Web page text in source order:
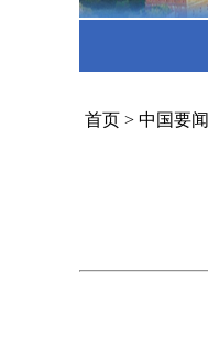
首页 > 中国要闻